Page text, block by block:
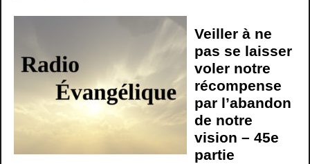
Veiller à ne
pas se laisser
voler notre
récompense
par l’abandon
de notre
vision – 45e
partie